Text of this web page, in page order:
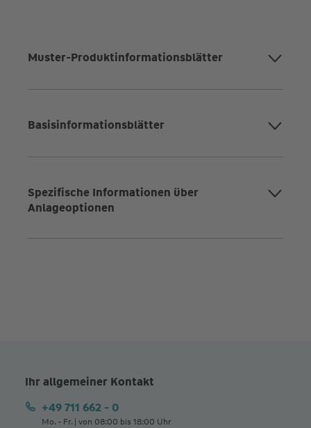
Muster-Produktinformationsblätter
Basisinformationsblätter
Spezifische Informationen über
Anlageoptionen
Ihr allgemeiner Kontakt
+49 711 662 - 0
Mo. - Fr. | von 08:00 bis 18:00 Uhr